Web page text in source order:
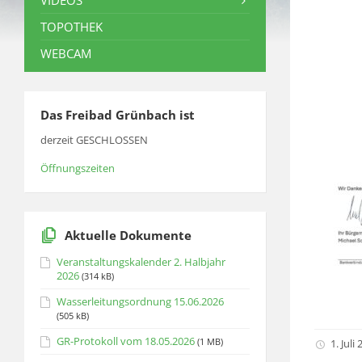
1. Juli
TOPOTHEK
WEBCAM
Das Freibad Grünbach ist
derzeit GESCHLOSSEN
Öffnungszeiten
Aktuelle Dokumente
Veranstaltungskalender 2. Halbjahr
2026 (314 kB)
Wasserleitungsordnung 15.06.2026
(505 kB)
GR-Protokoll vom 18.05.2026 (1 MB)